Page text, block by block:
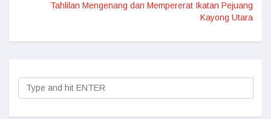
Tahlilan Mengenang dan Mempererat Ikatan Pejuang
Kayong Utara